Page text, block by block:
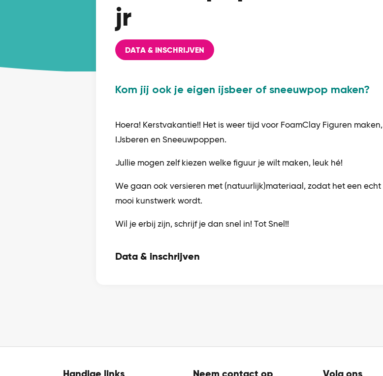
jr
DATA & INSCHRIJVEN
Kom jij ook je eigen ijsbeer of sneeuwpop maken?
Hoera! Kerstvakantie!! Het is weer tijd voor FoamClay Figuren maken,
IJsberen en Sneeuwpoppen.
Jullie mogen zelf kiezen welke figuur je wilt maken, leuk hé!
We gaan ook versieren met (natuurlijk)materiaal, zodat het een echt
mooi kunstwerk wordt.
Wil je erbij zijn, schrijf je dan snel in! Tot Snel!!
Data & inschrijven
Handige links Neem contact op Volg ons